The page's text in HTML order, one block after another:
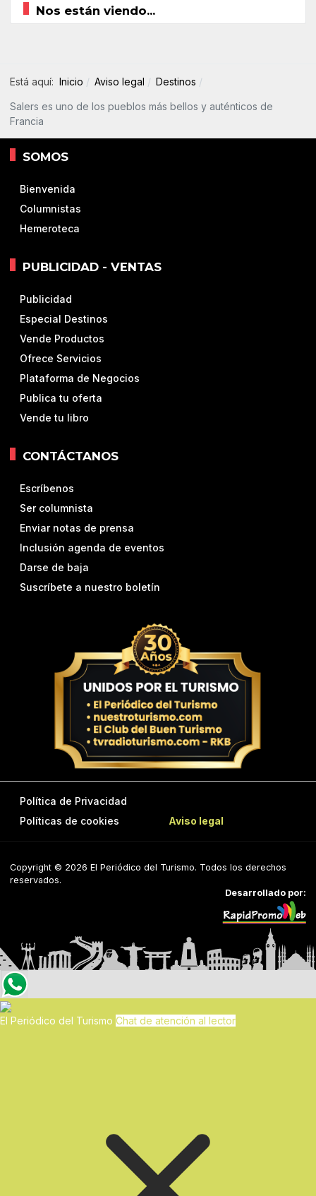
Nos están viendo...
Está aquí: Inicio Aviso legal Destinos
Salers es uno de los pueblos más bellos y auténticos de
Francia
SOMOS
Bienvenida
Columnistas
Hemeroteca
PUBLICIDAD - VENTAS
Publicidad
Especial Destinos
Vende Productos
Ofrece Servicios
Plataforma de Negocios
Publica tu oferta
Vende tu libro
CONTÁCTANOS
Escríbenos
Ser columnista
Enviar notas de prensa
Inclusión agenda de eventos
Darse de baja
Suscríbete a nuestro boletín
Política de Privacidad
Políticas de cookies
Aviso legal
Copyright © 2026 El Periódico del Turismo. Todos los derechos
reservados.
Desarrollado por:
El Periódico del Turismo Chat de atención al lector